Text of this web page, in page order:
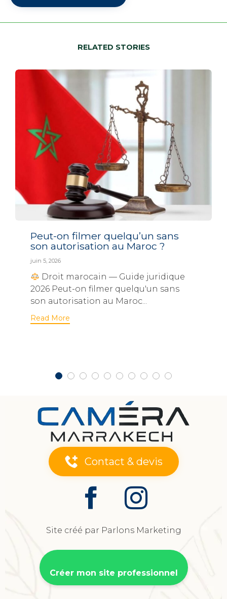
RELATED STORIES
Peut-on filmer quelqu’un sans
son autorisation au Maroc ?
juin 5, 2026
Droit marocain — Guide juridique
2026 Peut-on filmer quelqu'un sans
son autorisation au Maroc...
Read More
Contact & devis
Site créé par Parlons Marketing
Créer mon site professionnel